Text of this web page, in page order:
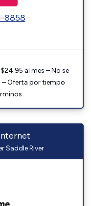
8858
al mes – No se
– Oferta por tiempo
Saddle River